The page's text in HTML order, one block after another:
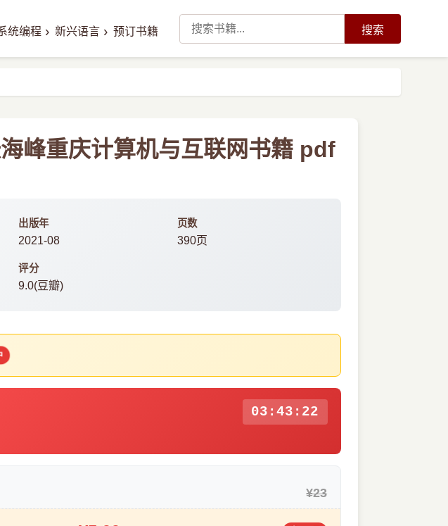
统编程 › 新兴语言 › 预订书籍 搜索
峰重庆计算机与互联网书籍 pdf
出版年
2021-08
页数
390页
评分
9.0(豆瓣)
03:43:21
¥23